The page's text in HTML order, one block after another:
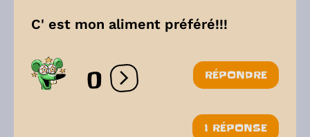
C' est mon aliment préféré!!!
0 Ouvrir les réactions
RÉPONDRE
1 RÉPONSE